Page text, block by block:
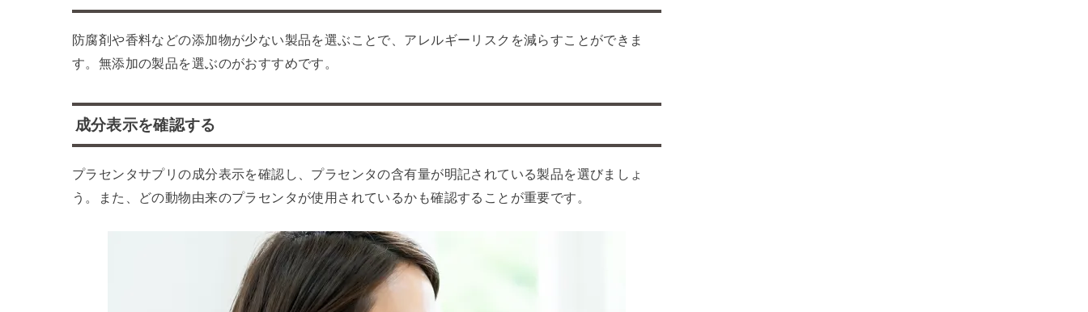
防腐剤や香料などの添加物が少ない製品を選ぶことで、アレルギーリスクを減らすことができま
す。無添加の製品を選ぶのがおすすめです。
成分表示を確認する
プラセンタサプリの成分表示を確認し、プラセンタの含有量が明記されている製品を選びましょ
う。また、どの動物由来のプラセンタが使用されているかも確認することが重要です。